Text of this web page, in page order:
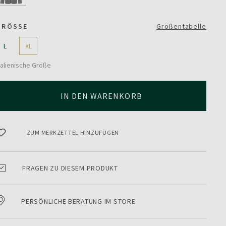
Größentabelle
L XL
Größe
IN DEN WARENKORB
ZUM MERKZETTEL HINZUFÜGEN
FRAGEN ZU DIESEM PRODUKT
PERSÖNLICHE BERATUNG IM STORE